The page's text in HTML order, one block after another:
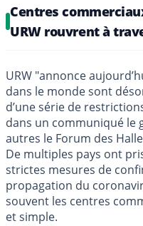
Centres
URW rouvrent à
URW "annonce
dans le monde sont
d’une série de
dans un communiqué le
autres le Forum des
De multiples pays ont
strictes mesures de
propagation du
souvent les centres
et simple.